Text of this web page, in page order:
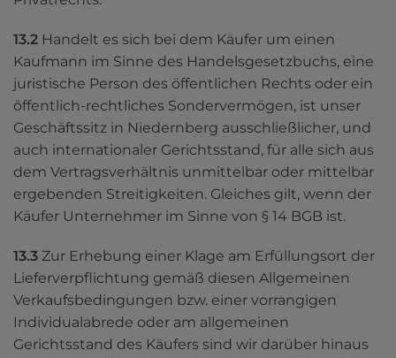
13.2 Handelt es sich bei dem Käufer um einen
Kaufmann im Sinne des Handelsgesetzbuchs, eine
juristische Person des öffentlichen Rechts oder ein
öffentlich-rechtliches Sondervermögen, ist unser
Geschäftssitz in Niedernberg ausschließlicher, und
auch internationaler Gerichtsstand, für alle sich aus
dem Vertragsverhältnis unmittelbar oder mittelbar
ergebenden Streitigkeiten. Gleiches gilt, wenn der
Käufer Unternehmer im Sinne von § 14 BGB ist.
13.3 Zur Erhebung einer Klage am Erfüllungsort der
Lieferverpflichtung gemäß diesen Allgemeinen
Verkaufsbedingungen bzw. einer vorrangigen
Individualabrede oder am allgemeinen
Gerichtsstand des Käufers sind wir darüber hinaus